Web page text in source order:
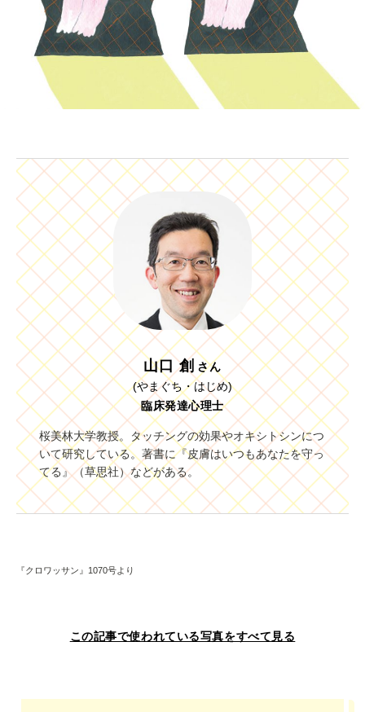
山口 創 さん
(やまぐち・はじめ)
臨床発達心理士
桜美林大学教授。タッチングの効果やオキシトシンにつ
いて研究している。著書に『皮膚はいつもあなたを守っ
てる』（草思社）などがある。
『クロワッサン』1070号より
この記事で使われている写真をすべて見る